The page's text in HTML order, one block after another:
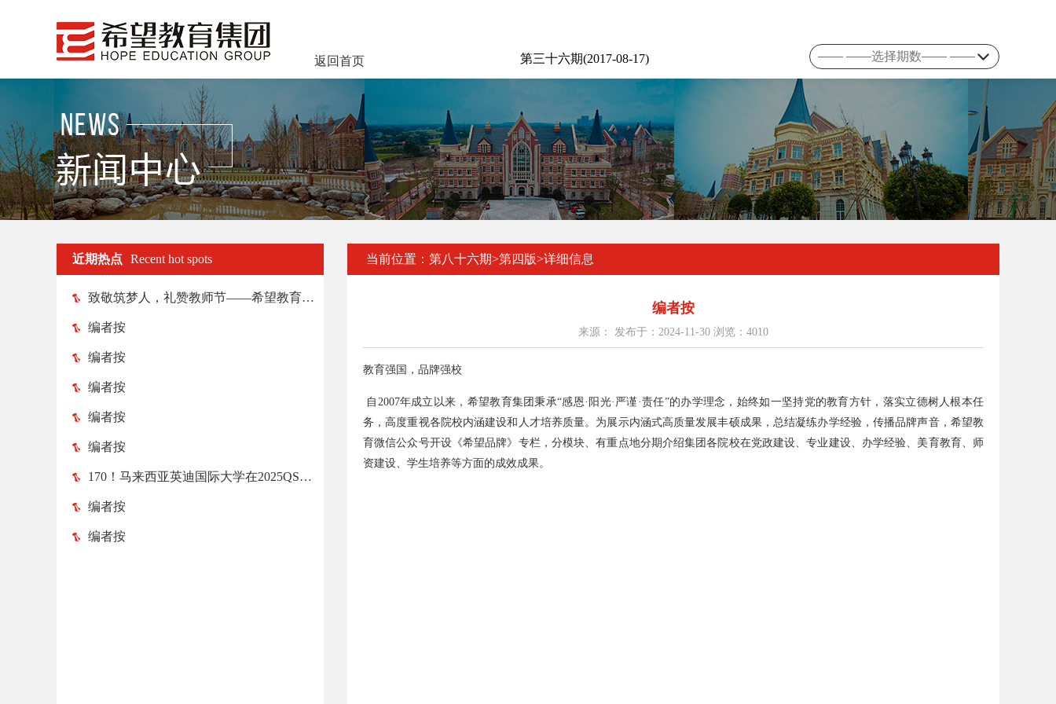
返回首页 第三十六期(2017-08-17)
近期热点 Recent hot spots
致敬筑梦人，礼赞教师节——希望教育各院校纷纷举行教师节庆祝活动
编者按
编者按
编者按
编者按
编者按
170！马来西亚英迪国际大学在2025QS亚洲大学排名榜中跃升52位！
编者按
编者按
当前位置： 第八十六期>第四版>详细信息
编者按
来源： 发布于：2024-11-30 浏览：4010
教育强国，品牌强校
自2007年成立以来，希望教育集团秉承“感恩·阳光·严谨·责任”的办学理念，始终如一坚持党的教育方针，落实立德树人根本任
务，高度重视各院校内涵建设和人才培养质量。为展示内涵式高质量发展丰硕成果，总结凝练办学经验，传播品牌声音，希望教
育微信公众号开设《希望品牌》专栏，分模块、有重点地分期介绍集团各院校在党政建设、专业建设、办学经验、美育教育、师
资建设、学生培养等方面的成效成果。